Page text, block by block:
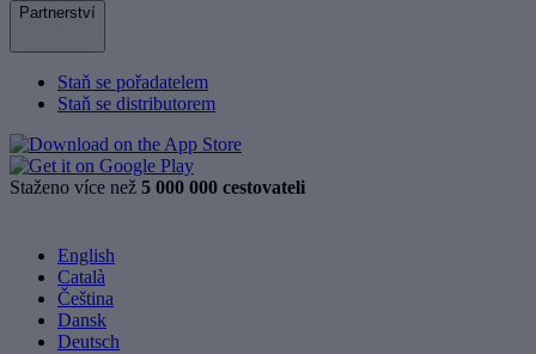
Partnerství
Staň se pořadatelem
Staň se distributorem
Staženo více než 5 000 000 cestovateli
English
Català
Čeština
Dansk
Deutsch